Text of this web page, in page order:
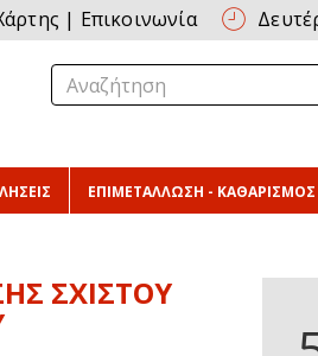
| Επικοινωνία
ΕΠΙΜΕΤΑΛΛΩΣΗ -
ΣΧΙΣΤΟΥ